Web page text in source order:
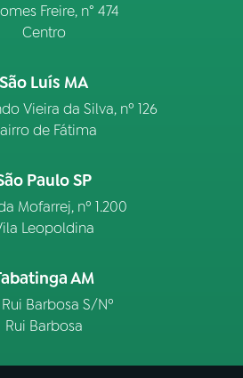
Freire, n° 474
Centro
São Luís MA
Vieira da Silva, nº 126
de Fátima
Paulo SP
Mofarrej, nº 1.200
Leopoldina
AM
Barbosa S/Nº
Rui Barbosa